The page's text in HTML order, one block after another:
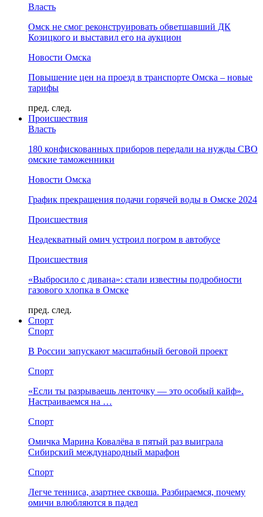
Власть
Омск не смог реконструировать обветшавший ДК
Козицкого и выставил его на аукцион
Новости Омска
Повышение цен на проезд в транспорте Омска – новые
тарифы
пред. след.
Происшествия
Власть
180 конфискованных приборов передали на нужды СВО
омские таможенники
Новости Омска
График прекращения подачи горячей воды в Омске 2024
Происшествия
Неадекватный омич устроил погром в автобусе
Происшествия
«Выбросило с дивана»: стали известны подробности
газового хлопка в Омске
пред. след.
Спорт
Спорт
В России запускают масштабный беговой проект
Спорт
«Если ты разрываешь ленточку — это особый кайф».
Настраиваемся на …
Спорт
Омичка Марина Ковалёва в пятый раз выиграла
Сибирский международный марафон
Спорт
Легче тенниса, азартнее сквоша. Разбираемся, почему
омичи влюбляются в падел